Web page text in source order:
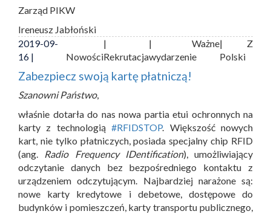
Zarząd PIKW
Ireneusz Jabłoński
2019-09-
16 |
Nowości
|
Rekrutacja
| Ważne
wydarzenie
| Z
Polski
Zabezpiecz swoją kartę płatniczą!
Szanowni Państwo,
właśnie dotarła do nas nowa partia etui ochronnych na
karty z technologią#RFIDSTOP. Większość nowych
kart, nie tylko płatniczych, posiada specjalny chip RFID
(ang. Radio Frequency IDentification), umożliwiający
odczytanie danych bez bezpośredniego kontaktu z
urządzeniem odczytującym. Najbardziej narażone są:
nowe karty kredytowe i debetowe, dostępowe do
budynków i pomieszczeń, karty transportu publicznego,